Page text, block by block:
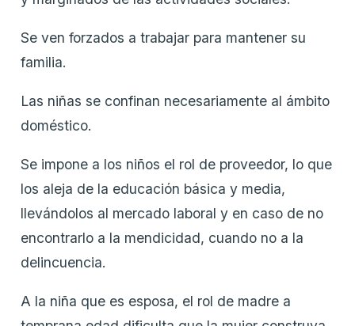
Se ven forzados a trabajar para mantener su
familia.
Las niñas se confinan necesariamente al ámbito
doméstico.
Se impone a los niños el rol de proveedor, lo que
los aleja de la educación básica y media,
llevándolos al mercado laboral y en caso de no
encontrarlo a la mendicidad, cuando no a la
delincuencia.
A la niña que es esposa, el rol de madre a